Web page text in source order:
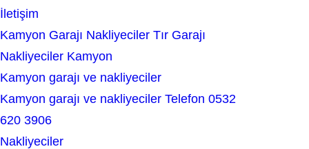
İletişim
Kamyon Garajı Nakliyeciler Tır Garajı
Nakliyeciler Kamyon
Kamyon garajı ve nakliyeciler
Kamyon garajı ve nakliyeciler Telefon 0532
620 3906
Nakliyeciler